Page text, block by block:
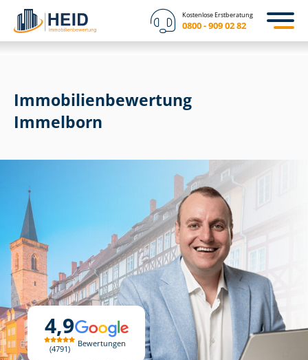
Kostenlose Erstberatung
0800 - 909 02 82
4,9
4791
Bewertungen
Immobilien­bewertung
Immelborn